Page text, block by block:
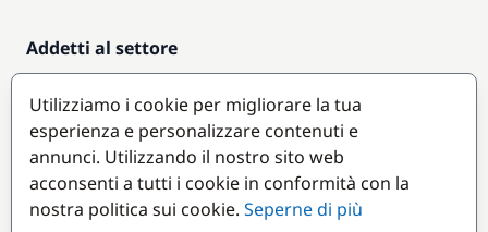
Addetti al settore
Accesso armatori
Diventare partner
Destinazioni popolari
Utilizziamo i cookie per migliorare la tua
esperienza e personalizzare contenuti e
annunci. Utilizzando il nostro sito web
acconsenti a tutti i cookie in conformità con la
nostra politica sui cookie. Seperne di più